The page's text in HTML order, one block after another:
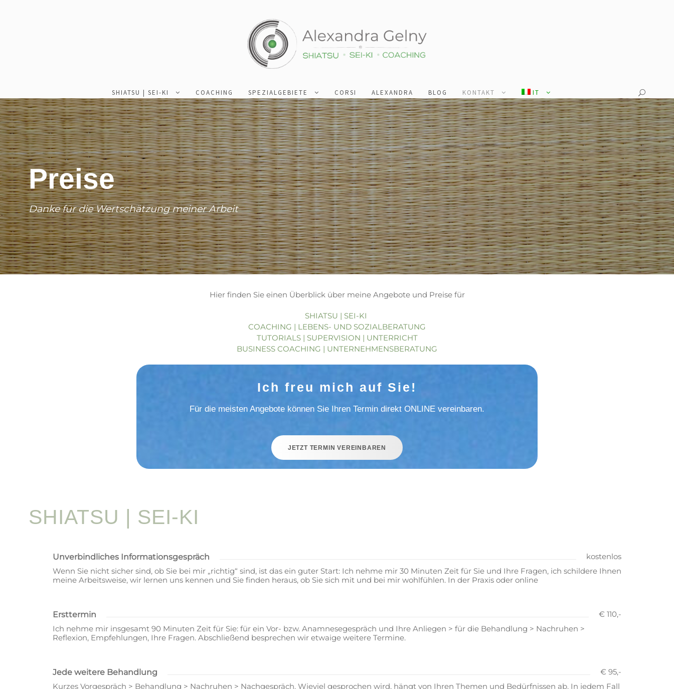
SHIATSU | SEI-KI COACHING SPEZIALGEBIETE CORSI ALEXANDRA BLOG KONTAKT IT
Preise
Danke für die Wertschätzung meiner Arbeit
Hier finden Sie einen Überblick über meine Angebote und Preise für
SHIATSU | SEI-KI
COACHING | LEBENS- UND SOZIALBERATUNG
TUTORIALS | SUPERVISION | UNTERRICHT
BUSINESS COACHING | UNTERNEHMENSBERATUNG
Ich freu mich auf Sie!
Für die meisten Angebote können Sie Ihren Termin direkt ONLINE vereinbaren.
JETZT TERMIN VEREINBAREN
SHIATSU | SEI-KI
Unverbindliches Informationsgespräch
kostenlos
Wenn Sie nicht sicher sind, ob Sie bei mir „richtig“ sind, ist das ein guter Start: Ich nehme mir 30 Minuten Zeit für Sie und Ihre Fragen, ich schildere Ihnen
meine Arbeitsweise, wir lernen uns kennen und Sie finden heraus, ob Sie sich mit und bei mir wohlfühlen. In der Praxis oder online
Ersttermin
€ 110,-
Ich nehme mir insgesamt 90 Minuten Zeit für Sie: für ein Vor- bzw. Anamnesegespräch und Ihre Anliegen > für die Behandlung > Nachruhen >
Reflexion, Empfehlungen, Ihre Fragen. Abschließend besprechen wir etwaige weitere Termine.
Jede weitere Behandlung
€ 95,-
Kurzes Vorgespräch > Behandlung > Nachruhen > Nachgespräch. Wieviel gesprochen wird, hängt von Ihren Themen und Bedürfnissen ab. In jedem Fall